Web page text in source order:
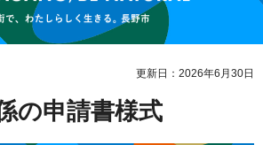
更新日：2026年6月30日
の申請書様式